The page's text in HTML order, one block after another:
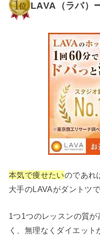
LAVA（ラバ）
本気で痩せたいのであれ
大手のLAVAがダントツ
1つ1つのレッスンの質
く、無理なくダイエット